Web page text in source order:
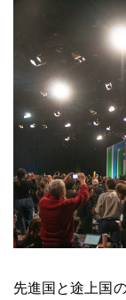
先進国と途上国